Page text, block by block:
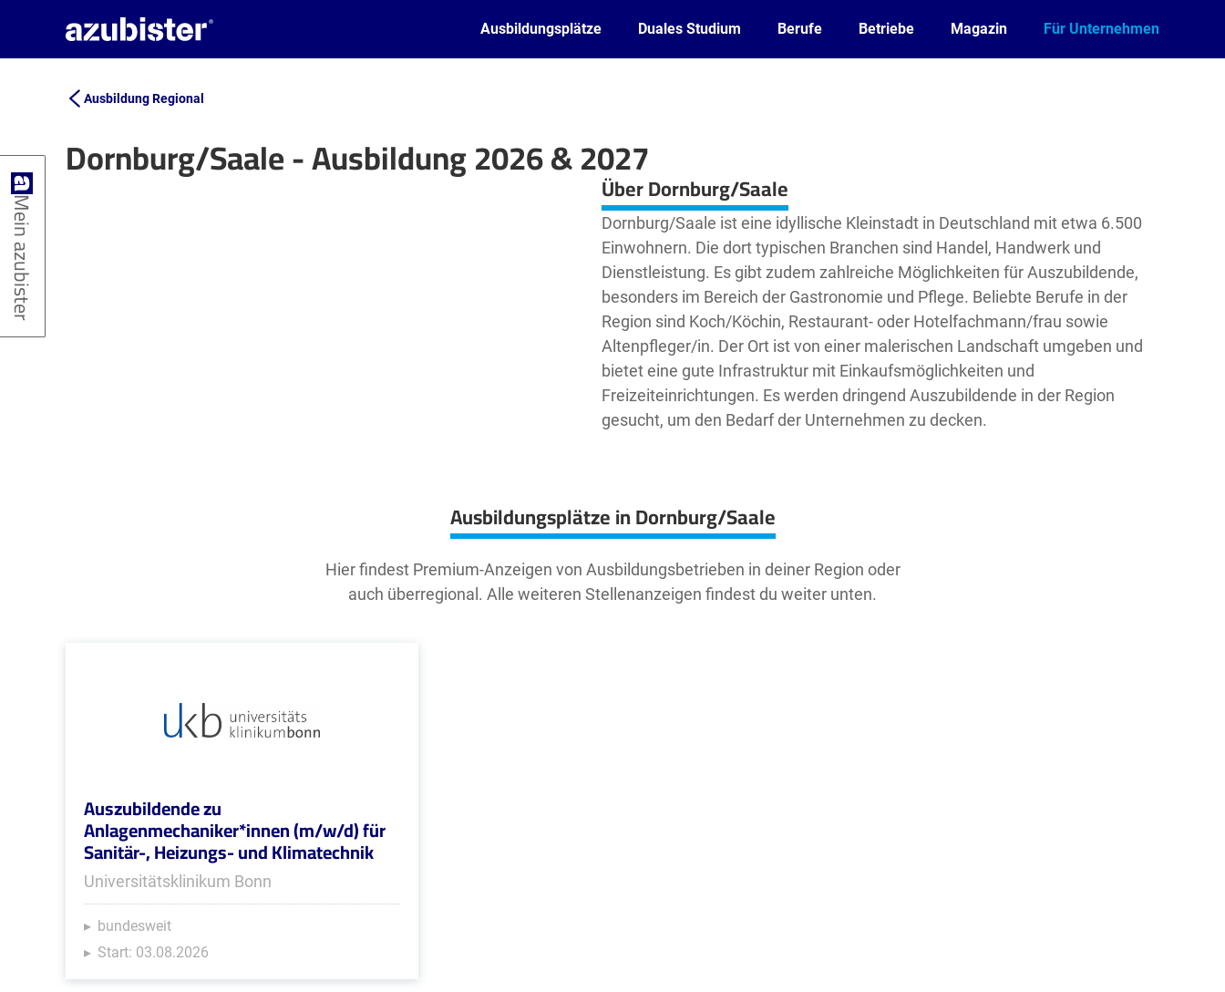
Ausbildungsplätze Duales Studium Berufe Betriebe Magazin Für Unternehmen
Ausbildung Regional
Dornburg/Saale - Ausbildung 2026 & 2027
Leaflet| ©OpenStreetMap2contributors Über Dornburg/Saale
Dornburg/Saale ist eine idyllische Kleinstadt in Deutschland mit etwa 6.500
Einwohnern. Die dort typischen Branchen sind Handel, Handwerk und
Dienstleistung. Es gibt zudem zahlreiche Möglichkeiten für Auszubildende,
besonders im Bereich der Gastronomie und Pflege. Beliebte Berufe in der
Region sind Koch/Köchin, Restaurant- oder Hotelfachmann/frau sowie
Altenpfleger/in. Der Ort ist von einer malerischen Landschaft umgeben und
bietet eine gute Infrastruktur mit Einkaufsmöglichkeiten und
Freizeiteinrichtungen. Es werden dringend Auszubildende in der Region
gesucht, um den Bedarf der Unternehmen zu decken.
Ausbildungsplätze in Dornburg/Saale
Hier findest Premium-Anzeigen von Ausbildungsbetrieben in deiner Region oder
auch überregional. Alle weiteren Stellenanzeigen findest du weiter unten.
Auszubildende zu
Anlagenmechaniker*innen (m/w/d) für
Sanitär-, Heizungs- und Klimatechnik
Universitätsklinikum Bonn
bundesweit
Start: 03.08.2026
Mein azubister